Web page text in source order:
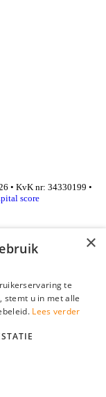
• KvK nr: 34330199 •
score
×
te
stemt u in met alle
Lees verder